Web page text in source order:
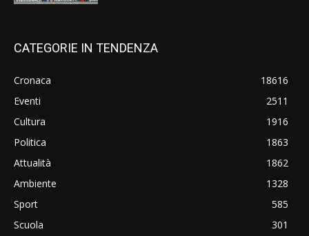
CATEGORIE IN TENDENZA
Cronaca
18616
Eventi
2511
Cultura
1916
Politica
1863
Attualità
1862
Ambiente
1328
Sport
585
Scuola
301